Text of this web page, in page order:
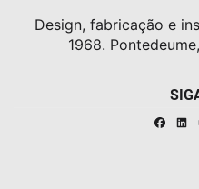
Design, fabricação e
1968.